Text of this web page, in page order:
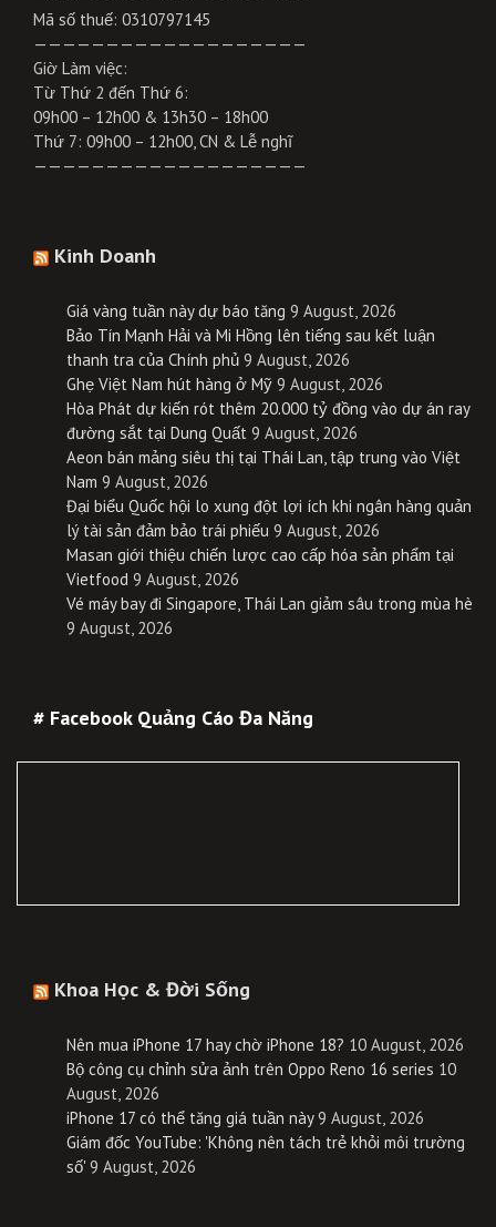
Mã số thuế: 0310797145
———————————————————
Giờ Làm việc:
Từ Thứ 2 đến Thứ 6:
09h00 – 12h00 & 13h30 – 18h00
Thứ 7: 09h00 – 12h00, CN & Lễ nghĩ
———————————————————
Kinh Doanh
Giá vàng tuần này dự báo tăng 9 August, 2026
Bảo Tín Mạnh Hải và Mi Hồng lên tiếng sau kết luận
thanh tra của Chính phủ 9 August, 2026
Ghẹ Việt Nam hút hàng ở Mỹ 9 August, 2026
Hòa Phát dự kiến rót thêm 20.000 tỷ đồng vào dự án ray
đường sắt tại Dung Quất 9 August, 2026
Aeon bán mảng siêu thị tại Thái Lan, tập trung vào Việt
Nam 9 August, 2026
Đại biểu Quốc hội lo xung đột lợi ích khi ngân hàng quản
lý tài sản đảm bảo trái phiếu 9 August, 2026
Masan giới thiệu chiến lược cao cấp hóa sản phẩm tại
Vietfood 9 August, 2026
Vé máy bay đi Singapore, Thái Lan giảm sâu trong mùa hè
9 August, 2026
# Facebook Quảng Cáo Đa Năng
Khoa Học & Đời Sống
Nên mua iPhone 17 hay chờ iPhone 18? 10 August, 2026
Bộ công cụ chỉnh sửa ảnh trên Oppo Reno 16 series 10
August, 2026
iPhone 17 có thể tăng giá tuần này 9 August, 2026
Giám đốc YouTube: 'Không nên tách trẻ khỏi môi trường
số' 9 August, 2026